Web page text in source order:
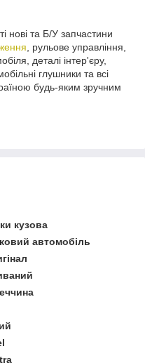
нові та Б/У запчастини
, рульове управління,
деталі інтер'єру,
глушники та всі
будь-яким зручним
кузова
автомобіль